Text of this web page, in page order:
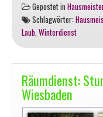
Wenn
die
bunten
Blätter
fallen
Gepostet in
Schlagwörter:
Laub Winterdienst
Räumdienst:
Wiesbaden